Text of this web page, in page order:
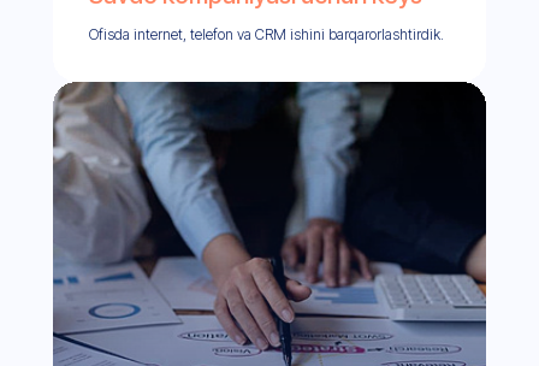
Ofisda internet, telefon va CRM ishini barqarorlashtirdik.